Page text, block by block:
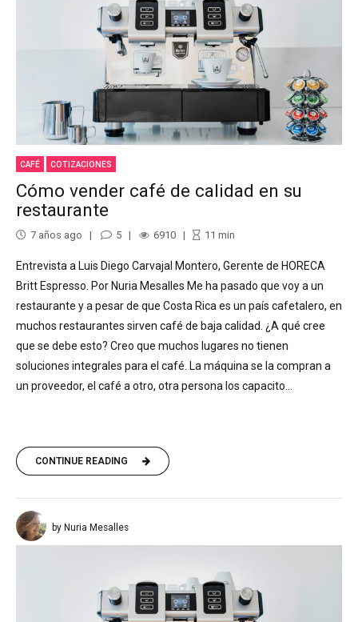
CAFÉ COTIZACIONES
Cómo vender café de calidad en su
restaurante
7 años ago 5 6910 11 min
Entrevista a Luis Diego Carvajal Montero, Gerente de HORECA
Britt Espresso. Por Nuria Mesalles Me ha pasado que voy a un
restaurante y a pesar de que Costa Rica es un país cafetalero, en
muchos restaurantes sirven café de baja calidad. ¿A qué cree
que se debe esto? Creo que muchos lugares no tienen
soluciones integrales para el café. La máquina se la compran a
un proveedor, el café a otro, otra persona los capacito...
CONTINUE READING
by Nuria Mesalles